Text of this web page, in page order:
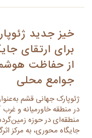
خیز جدید
برای ارتقای
از حفاظت
جوامع محلی
ژئوپارک جهانی قشم
در منطقه خاورمیانه و
منطقه‌ای در حوزه
جایگاه محوری، به مرکز